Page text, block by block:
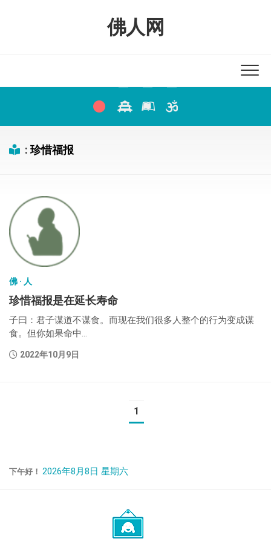
佛人网
: 珍惜福报
佛 · 人
珍惜福报是在延长寿命
子曰：君子谋道不谋食。而现在我们很多人整个的行为变成谋
食。但你如果命中...
2022年10月9日
1
下午好！ 2026年8月8日 星期六